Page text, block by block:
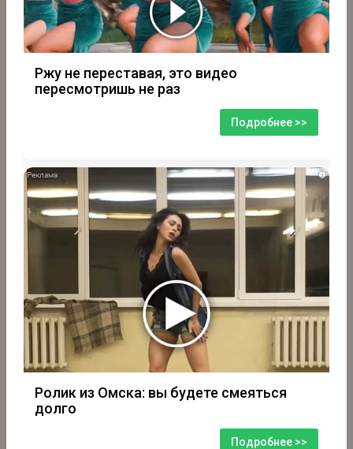
Ржу не переставая, это видео
пересмотришь не раз
Подробнее >>
i
Ролик из Омска: вы будете смеяться
долго
Подробнее >>